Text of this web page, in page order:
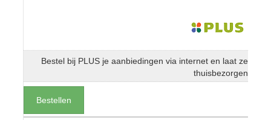
Bestel bij PLUS je aanbiedingen via internet en laat ze
thuisbezorgen
Bestellen